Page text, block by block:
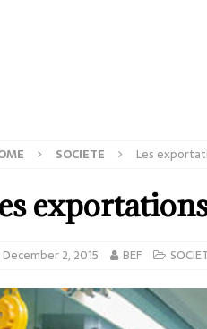
SOCIETE Les
December 2, 2015 BEF